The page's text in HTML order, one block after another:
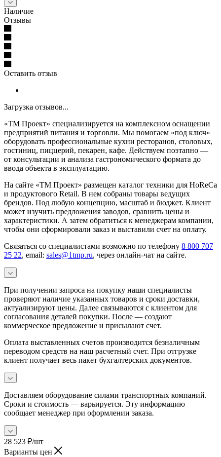
Наличие
Отзывы
Оставить отзыв
Загрузка отзывов...
«ТМ Проект» специализируется на комплексном оснащении
предприятий питания и торговли. Мы помогаем «под ключ»
оборудовать профессиональные кухни ресторанов, столовых,
гостиниц, пиццерий, пекарен, кафе. Действуем поэтапно —
от консультации и анализа гастрономического формата до
ввода объекта в эксплуатацию.
На сайте «ТМ Проект» размещен каталог техники для HoReCa
и продуктового Retail. В нем собраны товары ведущих
брендов. Под любую концепцию, масштаб и бюджет. Клиент
может изучить предложения заводов, сравнить цены и
характеристики. А затем обратиться к менеджерам компании,
чтобы они сформировали заказ и выставили счет на оплату.
Связаться со специалистами возможно по телефону 8 800 707
25 22, email: sales@1tmp.ru, через онлайн-чат на сайте.
При получении запроса на покупку наши специалисты
проверяют наличие указанных товаров и сроки доставки,
актуализируют цены. Далее связываются с клиентом для
согласования деталей покупки. После — создают
коммерческое предложение и присылают счет.
Оплата выставленных счетов производится безналичным
переводом средств на наш расчетный счет. При отгрузке
клиент получает весь пакет бухгалтерских документов.
Доставляем оборудование силами транспортных компаний.
Сроки и стоимость — варьируется. Эту информацию
сообщает менеджер при оформлении заказа.
28 523 ₽/шт
Варианты цен